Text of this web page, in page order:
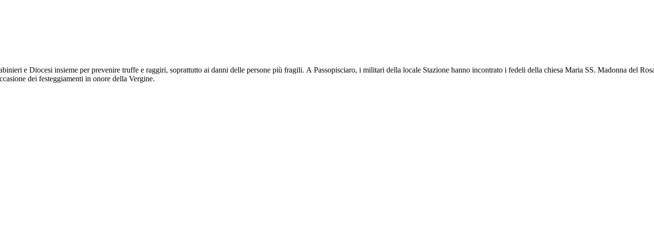
e Diocesi insieme per prevenire truffe e raggiri, soprattutto ai danni delle persone più fragili. A Passopisciaro, i militari della locale Stazione hanno incontrato i fedeli della chiesa Maria SS. Madonna del
dei festeggiamenti in onore della Vergine.